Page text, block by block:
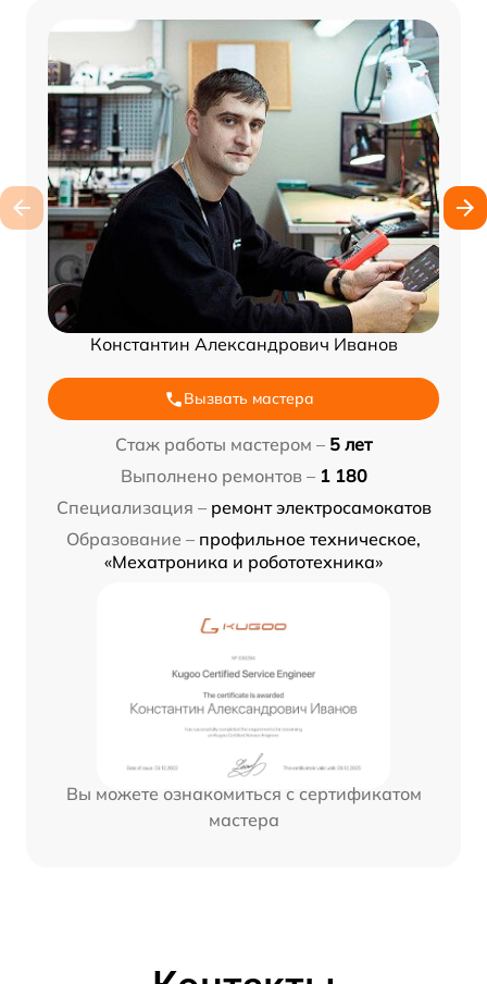
Константин Александрович Иванов
Вызвать мастера
Стаж работы мастером – 5 лет
Выполнено ремонтов – 1 180
Специализация – ремонт электросамокатов
Образование – профильное техническое,
«Мехатроника и робототехника»
Вы можете ознакомиться с сертификатом
мастера